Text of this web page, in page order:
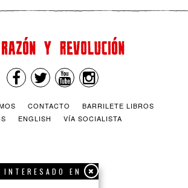
CONTACTO
BARRILETE LIBROS
ENGLISH VÍA SOCIALISTA
EN